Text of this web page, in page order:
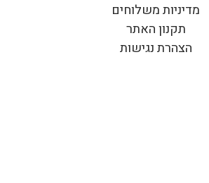
מדיניות משלוחים
תקנון האתר
הצהרת נגישות